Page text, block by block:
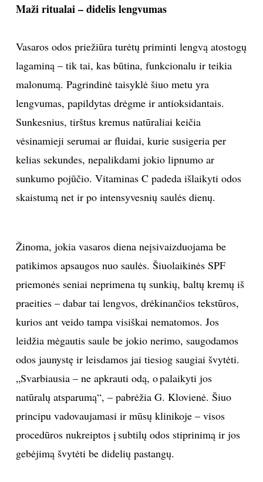
Maži ritualai – didelis lengvumas
Vasaros odos priežiūra turėtų priminti lengvą atostogų
lagaminą – tik tai, kas būtina, funkcionalu ir teikia
malonumą. Pagrindinė taisyklė šiuo metu yra
lengvumas, papildytas drėgme ir antioksidantais.
Sunkesnius, tirštus kremus natūraliai keičia
vėsinamieji serumai ar fluidai, kurie susigeria per
kelias sekundes, nepalikdami jokio lipnumo ar
sunkumo pojūčio. Vitaminas C padeda išlaikyti odos
skaistumą net ir po intensyvesnių saulės dienų.
Žinoma, jokia vasaros diena neįsivaizduojama be
patikimos apsaugos nuo saulės. Šiuolaikinės SPF
priemonės seniai neprimena tų sunkių, baltų kremų iš
praeities – dabar tai lengvos, drėkinančios tekstūros,
kurios ant veido tampa visiškai nematomos. Jos
leidžia mėgautis saule be jokio nerimo, saugodamos
odos jaunystę ir leisdamos jai tiesiog saugiai švytėti.
„Svarbiausia – ne apkrauti odą, o palaikyti jos
natūralų atsparumą“, – pabrėžia G. Klovienė. Šiuo
principu vadovaujamasi ir mūsų klinikoje – visos
procedūros nukreiptos į subtilų odos stiprinimą ir jos
gebėjimą švytėti be didelių pastangų.